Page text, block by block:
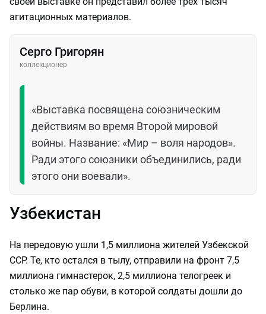
агитационных материалов.
Серго Григорян
коллекционер
«Выставка посвящена союзническим
действиям во время Второй мировой
войны. Название: «Мир – воля народов».
Ради этого союзники объединились, ради
этого они воевали».
Узбекистан
На передовую ушли 1,5 миллиона жителей Узбекской
ССР. Те, кто остался в тылу, отправили на фронт 7,5
миллиона гимнастерок, 2,5 миллиона телогреек и
столько же пар обуви, в которой солдаты дошли до
Берлина.